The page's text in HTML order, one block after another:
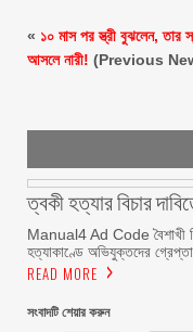
« ১০ মাস পর স্ত্রী বুঝলেন, তার
আসলে নারী! (Previous
ত্বকী হত্যার বিচার
Manual4 Ad Code বৈশাখী
হত্যাকাণ্ডে অভিযুক্তদের
READ MORE
সংবাদটি শেয়ার করুন